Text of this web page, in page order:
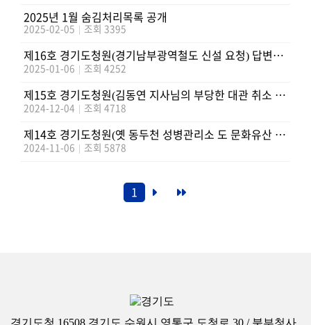
2025년 1월 숨김처리목록 공개
2025-02-05 | 조회 3395
제16호 경기도청원(경기남부광역철도 신설 요청) 답변내용 만족도 조사(25.1.6.~2.5.)
2025-01-06 | 조회 4252
제15호 경기도청원(김동연 지사님의 부당한 대관 취소 결정에 대한 공개 사과와 피해 보상을 요청합니다) 답변내용 만족도 조사(‘24.12.4~’251.3.)
2024-12-04 | 조회 4718
제14호 경기도청원(옛 동두천 성병관리소 도 문화유산 임시지정 요청) 답변내용 만족도 조사(11.6~12.5)
2024-11-06 | 조회 5878
1
경기도청 16508 경기도 수원시 영통구 도청로 30 / 북부청사